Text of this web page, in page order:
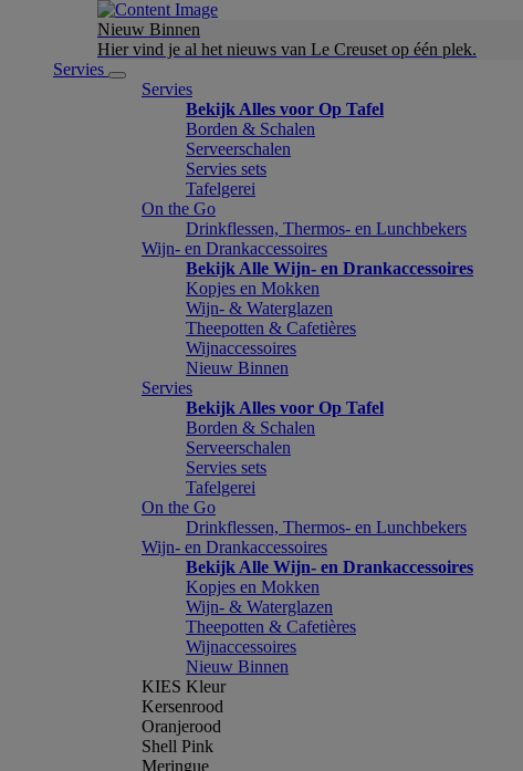
Nieuw Binnen
Hier vind je al het nieuws van Le Creuset op één plek.
Servies
Servies
Bekijk Alles voor Op Tafel
Borden & Schalen
Serveerschalen
Servies sets
Tafelgerei
On the Go
Drinkflessen, Thermos- en Lunchbekers
Wijn- en Drankaccessoires
Bekijk Alle Wijn- en Drankaccessoires
Kopjes en Mokken
Wijn- & Waterglazen
Theepotten & Cafetières
Wijnaccessoires
Nieuw Binnen
Servies
Bekijk Alles voor Op Tafel
Borden & Schalen
Serveerschalen
Servies sets
Tafelgerei
On the Go
Drinkflessen, Thermos- en Lunchbekers
Wijn- en Drankaccessoires
Bekijk Alle Wijn- en Drankaccessoires
Kopjes en Mokken
Wijn- & Waterglazen
Theepotten & Cafetières
Wijnaccessoires
Nieuw Binnen
KIES Kleur
Kersenrood
Oranjerood
Shell Pink
Meringue